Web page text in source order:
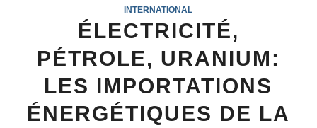
INTERNATIONAL
ÉLECTRICITÉ,
PÉTROLE, URANIUM:
LES IMPORTATIONS
ÉNERGÉTIQUES DE LA